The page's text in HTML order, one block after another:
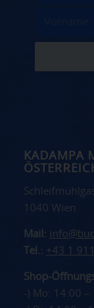
KADAMPA
1040 Wien
Mail:
Tel.: +43 1
Shop-
-) Mo: 14:00 –